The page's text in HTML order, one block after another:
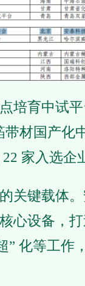
培育中试
材国产化
家入选企
关键载体
心设备，
” 化等工作